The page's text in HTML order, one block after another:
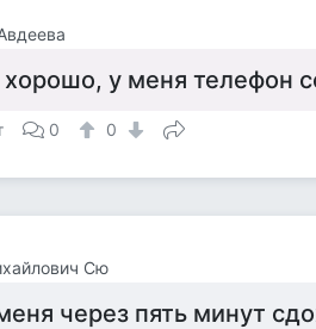
хорошо, у меня телефон
0 0
Сю
через пять минут